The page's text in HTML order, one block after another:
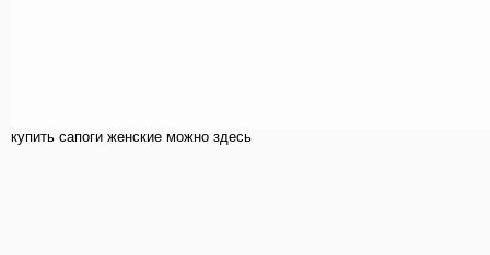
купить cапоги женские можно здесь